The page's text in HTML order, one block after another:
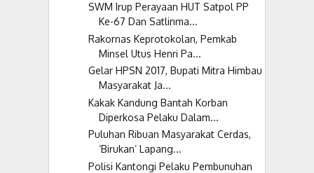
SWM Irup Perayaan HUT Satpol PP
Ke-67 Dan Satlinma...
Rakornas Keprotokolan, Pemkab
Minsel Utus Henri Pa...
Gelar HPSN 2017, Bupati Mitra Himbau
Masyarakat Ja...
Kakak Kandung Bantah Korban
Diperkosa Pelaku Dalam...
Puluhan Ribuan Masyarakat Cerdas,
‘Birukan’ Lapang...
Polisi Kantongi Pelaku Pembunuhan